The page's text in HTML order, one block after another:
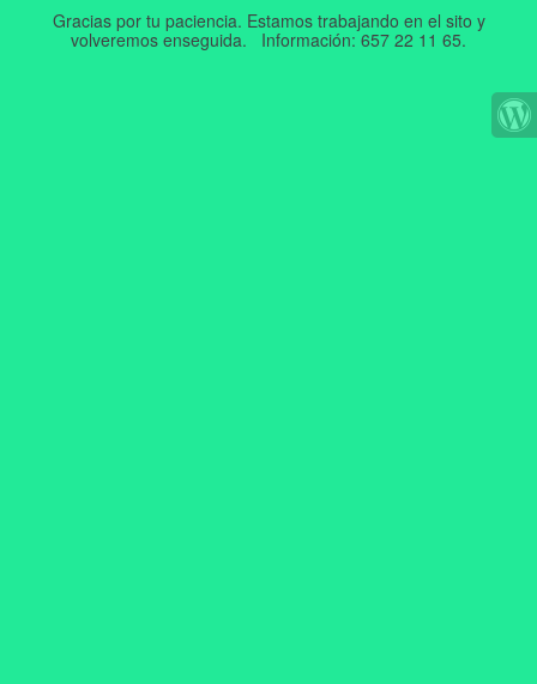
Gracias por tu paciencia. Estamos trabajando en el sito y
volveremos enseguida. Información: 657 22 11 65.